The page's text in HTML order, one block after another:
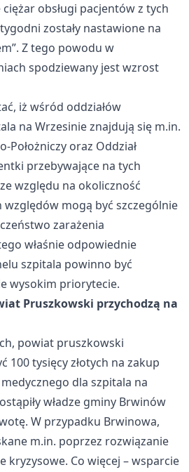
obsługi pacjentów z tych
zostały nastawione na
Z tego powodu w
spodziewany jest wzrost
iż wśród oddziałów
na Wrzesinie znajdują się m.in.
Położniczy oraz Oddział
przebywające na tych
względu na okoliczność
mogą być szczególnie
zarażenia
właśnie odpowiednie
szpitala powinno być
wysokim priorytecie.
Pruszkowski przychodzą na
powiat pruszkowski
100 tysięcy złotych na zakup
dla szpitala na
władze gminy Brwinów
W przypadku Brwinowa,
m.in. poprzez rozwiązanie
kryzysowe. Co więcej – wsparcie